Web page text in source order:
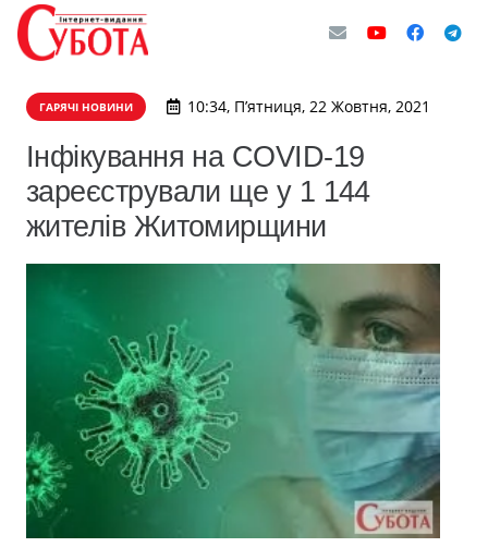
ГАРЯЧІ НОВИНИ 10:34, П’ятниця, 22 Жовтня, 2021
Інфікування на COVID-19
зареєстрували ще у 1 144
жителів Житомирщини